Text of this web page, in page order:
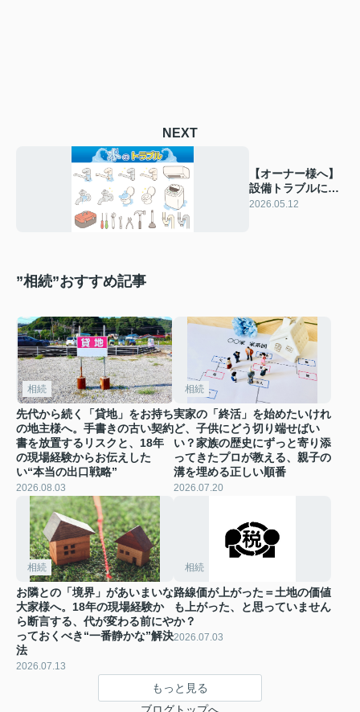
NEXT
【オーナー様へ】
設備トラブルにな
る前に。確認と対
2026.05.12
”相続”おすすめ記事
相続
先代から続く「貸地」をお持ち
の地主様へ。手書きの古い契約
書を放置するリスクと、18年
の現場経験からお伝えした
い“本当の出口戦略”
2026.08.03
相続
実家の「終活」を始めたいけれ
ど、子供にどう切り端せばい
い？家族の歴史にずっと寄り添
ってきたプロが教える、親子の
溝を埋める正しい順番
2026.07.20
相続
お隣との「境界」があいまいな
大家様へ。18年の現場経験か
ら断言する、代が変わる前にや
っておくべき“一番静かな”解決
法
2026.07.13
相続
路線価が上がった＝土地の価値
も上がった、と思っていません
か？
2026.07.03
もっと見る